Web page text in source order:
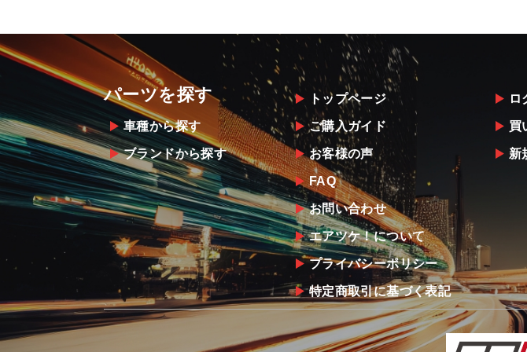
パーツを探す
車種から探す
ブランドから探す
トップページ
ご購入ガイド
お客様の声
FAQ
お問い合わせ
エアツケ！について
プライバシーポリシー
特定商取引に基づく表記
ロ
買
新